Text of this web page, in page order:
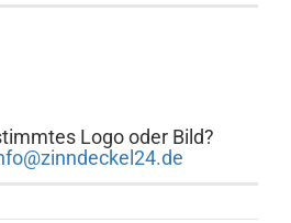
Logo oder Bild?